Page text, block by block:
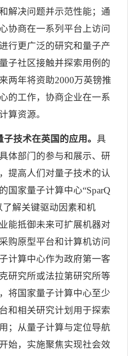
解决问题并示范性能；通
协商在一系列平台上访问
行更广泛的研究和量子产
子社区接触并探索用例的
两年将资助2000万英镑推
的工作，协商企业在一系
算资源。
子技术在英国的应用。 具
体部门的参与和展示、研
提高人们对量子技术的认
国家量子计算中心“SparQ
了解关键驱动因素和机
能抵御未来可扩展机器对
购原型平台和计算机访问
计算中心作为政府第一客
研究所或法拉第研究所等
将国家量子计算中心至少
和相关研究计划用于探索
；从量子计算与定位导航
始，实施聚焦实现社会效